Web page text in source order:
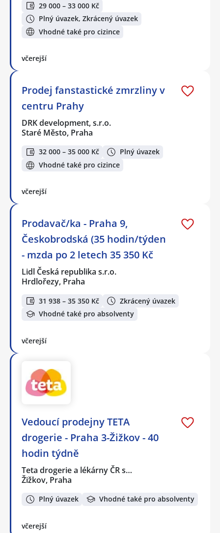
29 000 – 33 000 Kč
Plný úvazek, Zkrácený úvazek
Vhodné také pro cizince
včerejší
Prodej fanstastické zmrzliny v
centru Prahy
DRK development, s.r.o.
Staré Město, Praha
32 000 – 35 000 Kč
Plný úvazek
Vhodné také pro cizince
včerejší
Prodavač/ka - Praha 9,
Českobrodská (35 hodin/týden
- mzda po 2 letech 35 350 Kč
Lidl Česká republika s.r.o.
Hrdlořezy, Praha
31 938 – 35 350 Kč
Zkrácený úvazek
Vhodné také pro absolventy
včerejší
Vedoucí prodejny TETA
drogerie - Praha 3-Žižkov - 40
hodin týdně
Teta drogerie a lékárny ČR s…
Žižkov, Praha
Plný úvazek Vhodné také pro absolventy
včerejší